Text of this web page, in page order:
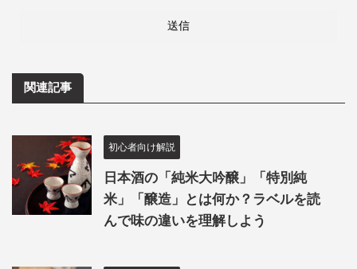
関連記事
初心者向け解説
日本酒の「純米大吟醸」「特別純
米」「醸造」とは何か？ラベルを読
んで味の違いを理解しよう